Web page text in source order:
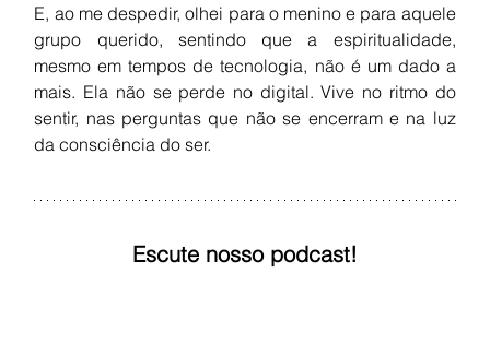
E, ao me despedir, olhei para o menino e para aquele
grupo querido, sentindo que a espiritualidade,
mesmo em tempos de tecnologia, não é um dado a
mais. Ela não se perde no digital. Vive no ritmo do
sentir, nas perguntas que não se encerram e na luz
da consciência do ser.
Escute nosso podcast!